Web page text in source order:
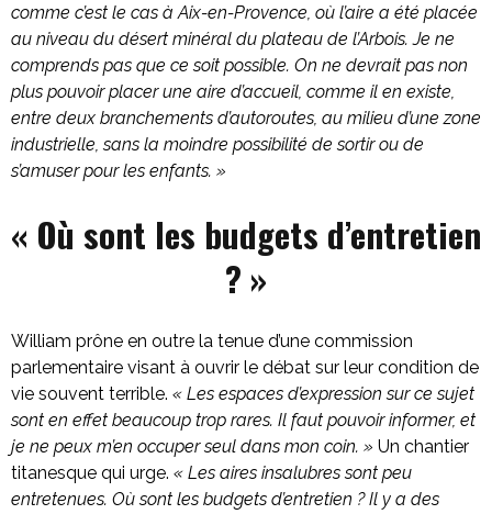
comme c’est le cas à Aix-en-Provence, où l’aire a été placée
au niveau du désert minéral du plateau de l’Arbois. Je ne
comprends pas que ce soit possible. On ne devrait pas non
plus pouvoir placer une aire d’accueil, comme il en existe,
entre deux branchements d’autoroutes, au milieu d’une zone
industrielle, sans la moindre possibilité de sortir ou de
s’amuser pour les enfants. »
« Où sont les budgets d’entretien
? »
William prône en outre la tenue d’une commission
parlementaire visant à ouvrir le débat sur leur condition de
vie souvent terrible. « Les espaces d’expression sur ce sujet
sont en effet beaucoup trop rares. Il faut pouvoir informer, et
je ne peux m’en occuper seul dans mon coin. » Un chantier
titanesque qui urge. « Les aires insalubres sont peu
entretenues. Où sont les budgets d’entretien ? Il y a des